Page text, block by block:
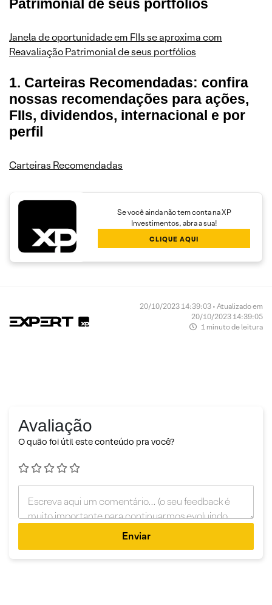
Patrimonial de seus portfólios
Janela de oportunidade em FIIs se aproxima com
Reavaliação Patrimonial de seus portfólios
1. Carteiras Recomendadas: confira
nossas recomendações para ações,
FIIs, dividendos, internacional e por
perfil
Carteiras Recomendadas
Se você ainda não tem conta na XP
Investimentos, abra a sua!
CLIQUE AQUI
20/10/2023 14:39:03 • Atualizado em
20/10/2023 14:39:05
1 minuto de leitura
Avaliação
O quão foi útil este conteúdo pra você?
Enviar